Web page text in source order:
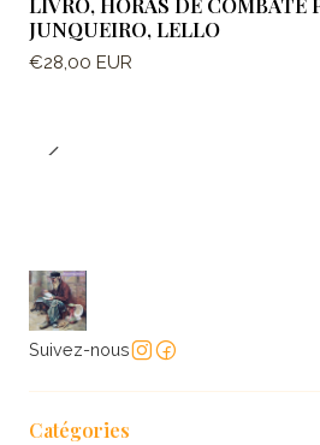
JUNQUEIRO, LELLO
€28,00 EUR
Suivez-nous
Catégories